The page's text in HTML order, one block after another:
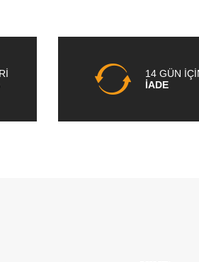
14 GÜN
İADE